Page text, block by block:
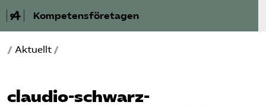
Kompetensföretagen
Aktuellt
/ Aktuellt /
claudio-schwarz-